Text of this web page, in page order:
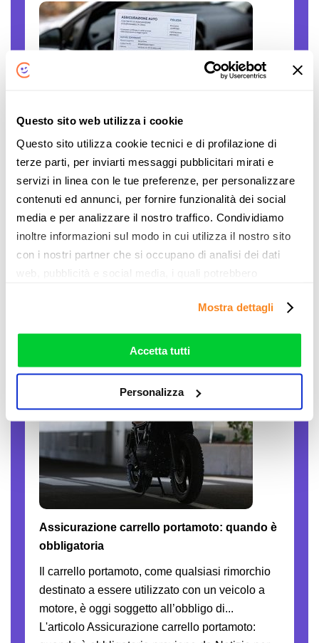
Questo sito web utilizza i cookie
Questo sito utilizza cookie tecnici e di profilazione di
terze parti, per inviarti messaggi pubblicitari mirati e
servizi in linea con le tue preferenze, per personalizzare
contenuti ed annunci, per fornire funzionalità dei social
media e per analizzare il nostro traffico. Condividiamo
inoltre informazioni sul modo in cui utilizza il nostro sito
con i nostri partner che si occupano di analisi dei dati
web, pubblicità e social media, i quali potrebbero
che hanno raccolto dal suo utilizzo dei loro servizi. Vedi
rifiutare o personalizzare il tuo consenso: cliccando sul
tasto "Accetta tutti”, selezionando le diverse categorie di
Mostra dettagli
Accetta tutti
Personalizza
Il caro assicurazioni RC auto è innegabile. Le
persone sono disperate, gli stipendi sono
sempre gli stessi, mentre il costo... L'articolo
Polizze auto false: come verificare se una
compagnia è autorizzata proviene da Notizie
per Risparmiare di ComparaSemplice.it.
Assicurazione carrello portamoto: quando è
obbligatoria
Il carrello portamoto, come qualsiasi rimorchio
destinato a essere utilizzato con un veicolo a
motore, è oggi soggetto all’obbligo di...
L'articolo Assicurazione carrello portamoto: